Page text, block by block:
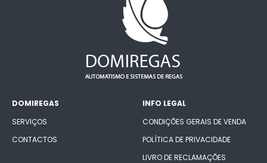
DOMIREGAS
SERVIÇOS
CONTACTOS
INFO LEGAL
CONDIÇÕES GERAIS DE VENDA
POLÍTICA DE PRIVACIDADE
LIVRO DE RECLAMAÇÕES